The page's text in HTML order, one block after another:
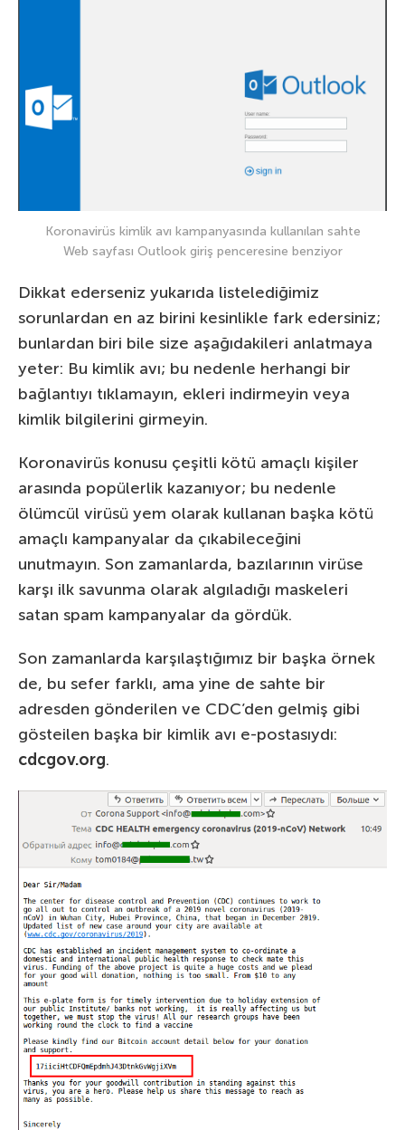
Koronavirüs kimlik avı kampanyasında kullanılan sahte
Web sayfası Outlook giriş penceresine benziyor
Dikkat ederseniz yukarıda listelediğimiz
sorunlardan en az birini kesinlikle fark edersiniz;
bunlardan biri bile size aşağıdakileri anlatmaya
yeter: Bu kimlik avı; bu nedenle herhangi bir
bağlantıyı tıklamayın, ekleri indirmeyin veya
kimlik bilgilerini girmeyin.
Koronavirüs konusu çeşitli kötü amaçlı kişiler
arasında popülerlik kazanıyor; bu nedenle
ölümcül virüsü yem olarak kullanan başka kötü
amaçlı kampanyalar da çıkabileceğini
unutmayın. Son zamanlarda, bazılarının virüse
karşı ilk savunma olarak algıladığı maskeleri
satan spam kampanyalar da gördük.
Son zamanlarda karşılaştığımız bir başka örnek
de, bu sefer farklı, ama yine de sahte bir
adresden gönderilen ve CDC’den gelmiş gibi
gösteilen başka bir kimlik avı e-postasıydı:
cdcgov.org.